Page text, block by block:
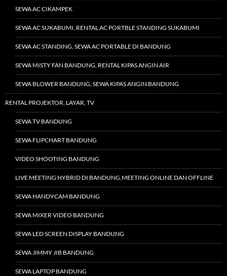
SEWA AC CIKAMPEK
SEWA AC SUKABUMI, RENTAL AC PORTBLE STANDING SUKABUMI
SEWA AC STANDING, SEWA AC PORTABLE DI BANDUNG
SEWA MISTY FAN BANDUNG, RENTAL KIPAS ANGIN AIR
SEWA BLOWER BANDUNG, SEWA KIPAS ANGIN BANDUNG
RENTAL PROJEKTOR, LAYAR, TV
SEWA TV BANDUNG
SEWA FLIPCHART BANDUNG
VIDEO SHOOTING BANDUNG
LIVE MEETING HYBRID DI BANDUNG,MEETING ONLINE DAN OFFLINE
SEWA HANDYCAM BANDUNG
SEWA MIXER VIDEO BANDUNG
SEWA LED SCREEN DISPLAY BANDUNG
SEWA JIMMY JIB BANDUNG
SEWA LAPTOP BANDUNG